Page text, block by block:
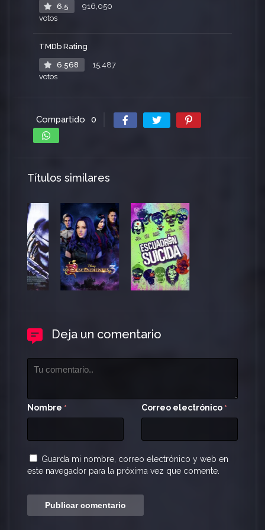
6.5
916,050
votos
TMDb Rating
6.568
15,487
votos
Compartido 0
Títulos similares
Deja un comentario
Nombre * Correo electrónico *
Guarda mi nombre, correo electrónico y web en
este navegador para la próxima vez que comente.